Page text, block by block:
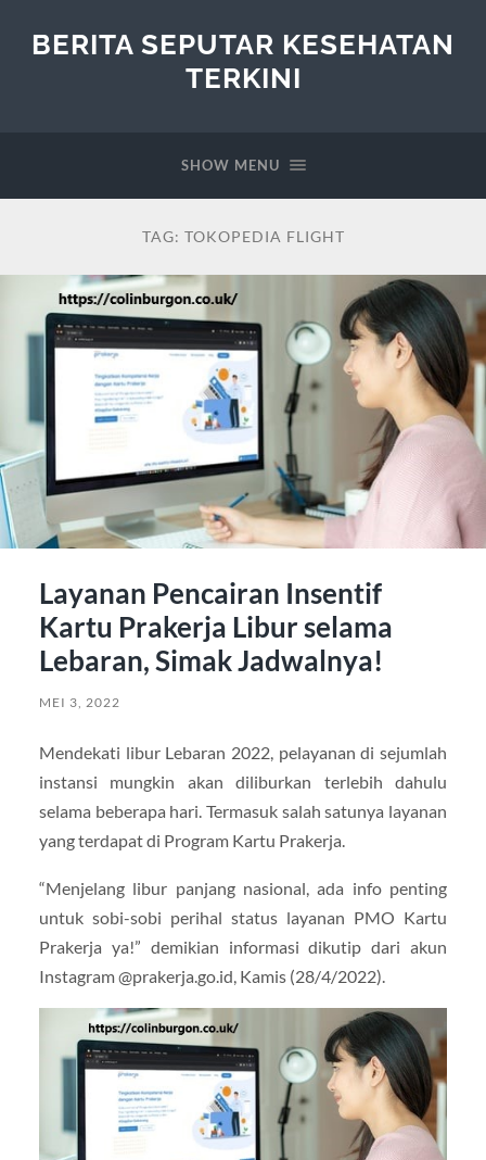
BERITA SEPUTAR KESEHATAN
TERKINI
SHOW MENU
TAG: TOKOPEDIA FLIGHT
Layanan Pencairan Insentif
Kartu Prakerja Libur selama
Lebaran, Simak Jadwalnya!
MEI 3, 2022
Mendekati libur Lebaran 2022, pelayanan di sejumlah
instansi mungkin akan diliburkan terlebih dahulu
selama beberapa hari. Termasuk salah satunya layanan
yang terdapat di Program Kartu Prakerja.
“Menjelang libur panjang nasional, ada info penting
untuk sobi-sobi perihal status layanan PMO Kartu
Prakerja ya!” demikian informasi dikutip dari akun
Instagram @prakerja.go.id, Kamis (28/4/2022).